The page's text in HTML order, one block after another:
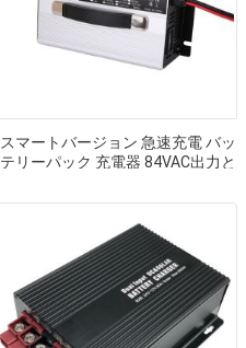
スマートバージョン 急速充電 バッ
テリーパック 充電器 84VAC出力と